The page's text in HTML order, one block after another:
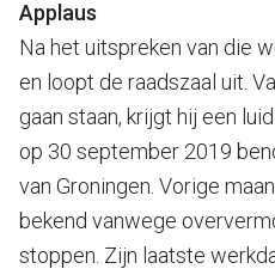
Applaus
Na het uitspreken van die
en loopt de raadszaal uit.
gaan staan, krijgt hij een
op 30 september 2019
van Groningen. Vorige
bekend vanwege
stoppen. Zijn laatste